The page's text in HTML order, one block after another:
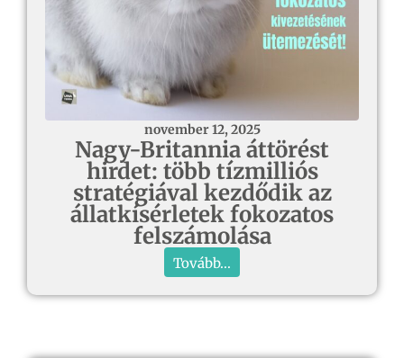
november 12, 2025
Nagy-Britannia áttörést
hirdet: több tízmilliós
stratégiával kezdődik az
állatkísérletek fokozatos
felszámolása
Tovább...